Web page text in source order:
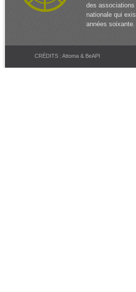
des
nationale qui
années soixante.
CRÉDITS : Attoma & BeAPI